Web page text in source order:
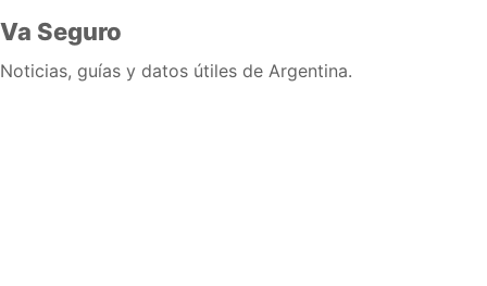
Va Seguro
Noticias, guías y datos útiles de Argentina.